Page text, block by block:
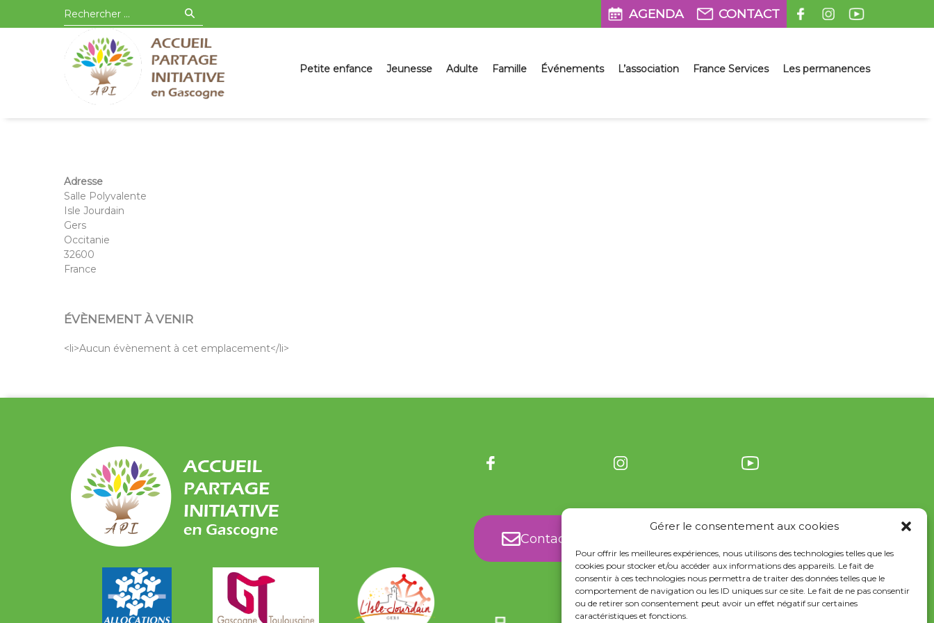
Gérer le consentement aux cookies
Pour offrir les meilleures expériences, nous utilisons des technologies telles que les
cookies pour stocker et/ou accéder aux informations des appareils. Le fait de
consentir à ces technologies nous permettra de traiter des données telles que le
comportement de navigation ou les ID uniques sur ce site. Le fait de ne pas consentir
ou de retirer son consentement peut avoir un effet négatif sur certaines
caractéristiques et fonctions.
Aller
navigation
Recherche
pour
AGENDA CONTACT
API en Gascogne
Passer
Petite enfance Jeunesse Adulte Famille Événements L’association France Services Les permanences
Adresse
Salle Polyvalente
Isle Jourdain
Gers
Occitanie
32600
France
ÉVÈNEMENT À VENIR
<li>Aucun évènement à cet emplacement</li>
Contact